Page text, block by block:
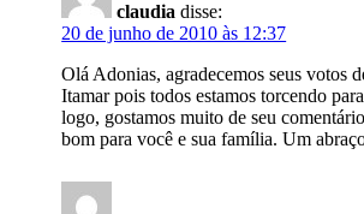
claudia disse:
20 de junho de 2010 às 12:37
Olá Adonias, agradecemos seus votos
Itamar pois todos estamos torcendo
logo, gostamos muito de seu
bom para você e sua família. Um